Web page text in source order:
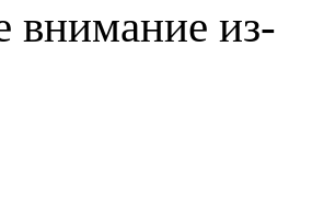
внимание из-